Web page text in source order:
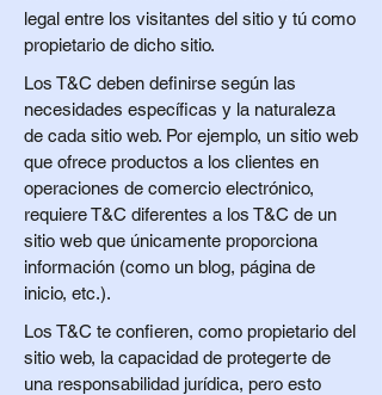
legal entre los visitantes del sitio y tú como
propietario de dicho sitio.
Los T&C deben definirse según las
necesidades específicas y la naturaleza
de cada sitio web. Por ejemplo, un sitio web
que ofrece productos a los clientes en
operaciones de comercio electrónico,
requiere T&C diferentes a los T&C de un
sitio web que únicamente proporciona
información (como un blog, página de
inicio, etc.).
Los T&C te confieren, como propietario del
sitio web, la capacidad de protegerte de
una responsabilidad jurídica, pero esto